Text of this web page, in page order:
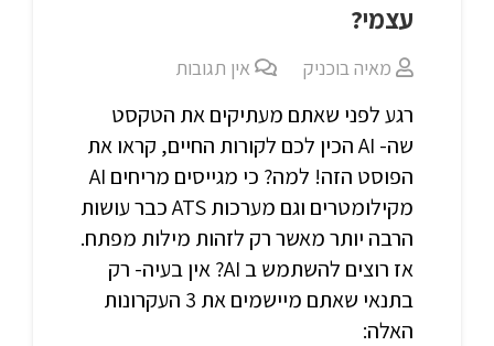
עצמי?
מאיה בוכניק אין תגובות
רגע לפני שאתם מעתיקים את הטקסט
שה- AI הכין לכם לקורות החיים, קראו את
הפוסט הזה! למה? כי מגייסים מריחים AI
מקילומטרים וגם מערכות ATS כבר עושות
הרבה יותר מאשר רק לזהות מילות מפתח.
אז רוצים להשתמש ב AI? אין בעיה- רק
בתנאי שאתם מיישמים את 3 העקרונות
האלה: